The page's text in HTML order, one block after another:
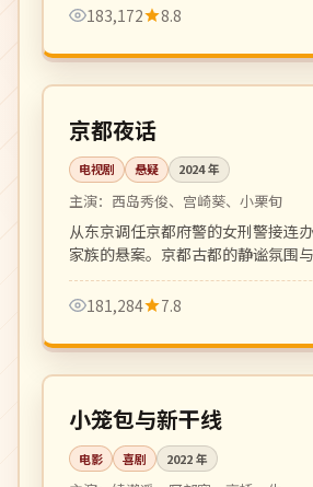
183,172
8.8
日本
热播
京都夜话
电视剧 悬疑 2024年
主演： 西岛秀俊、宫崎葵、小栗旬
从东京调任京都府警的女刑警接连
家族的悬案。京都古都的静谧氛围
相互映衬。
181,284
7.8
日本
热播
小笼包与新干线
电影 喜剧 2022年